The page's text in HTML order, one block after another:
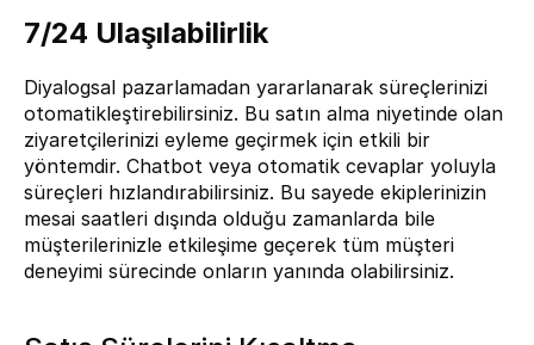
7/24 Ulaşılabilirlik
Diyalogsal pazarlamadan yararlanarak süreçlerinizi
otomatikleştirebilirsiniz. Bu satın alma niyetinde olan
ziyaretçilerinizi eyleme geçirmek için etkili bir
yöntemdir. Chatbot veya otomatik cevaplar yoluyla
süreçleri hızlandırabilirsiniz. Bu sayede ekiplerinizin
mesai saatleri dışında olduğu zamanlarda bile
müşterilerinizle etkileşime geçerek tüm müşteri
deneyimi sürecinde onların yanında olabilirsiniz.